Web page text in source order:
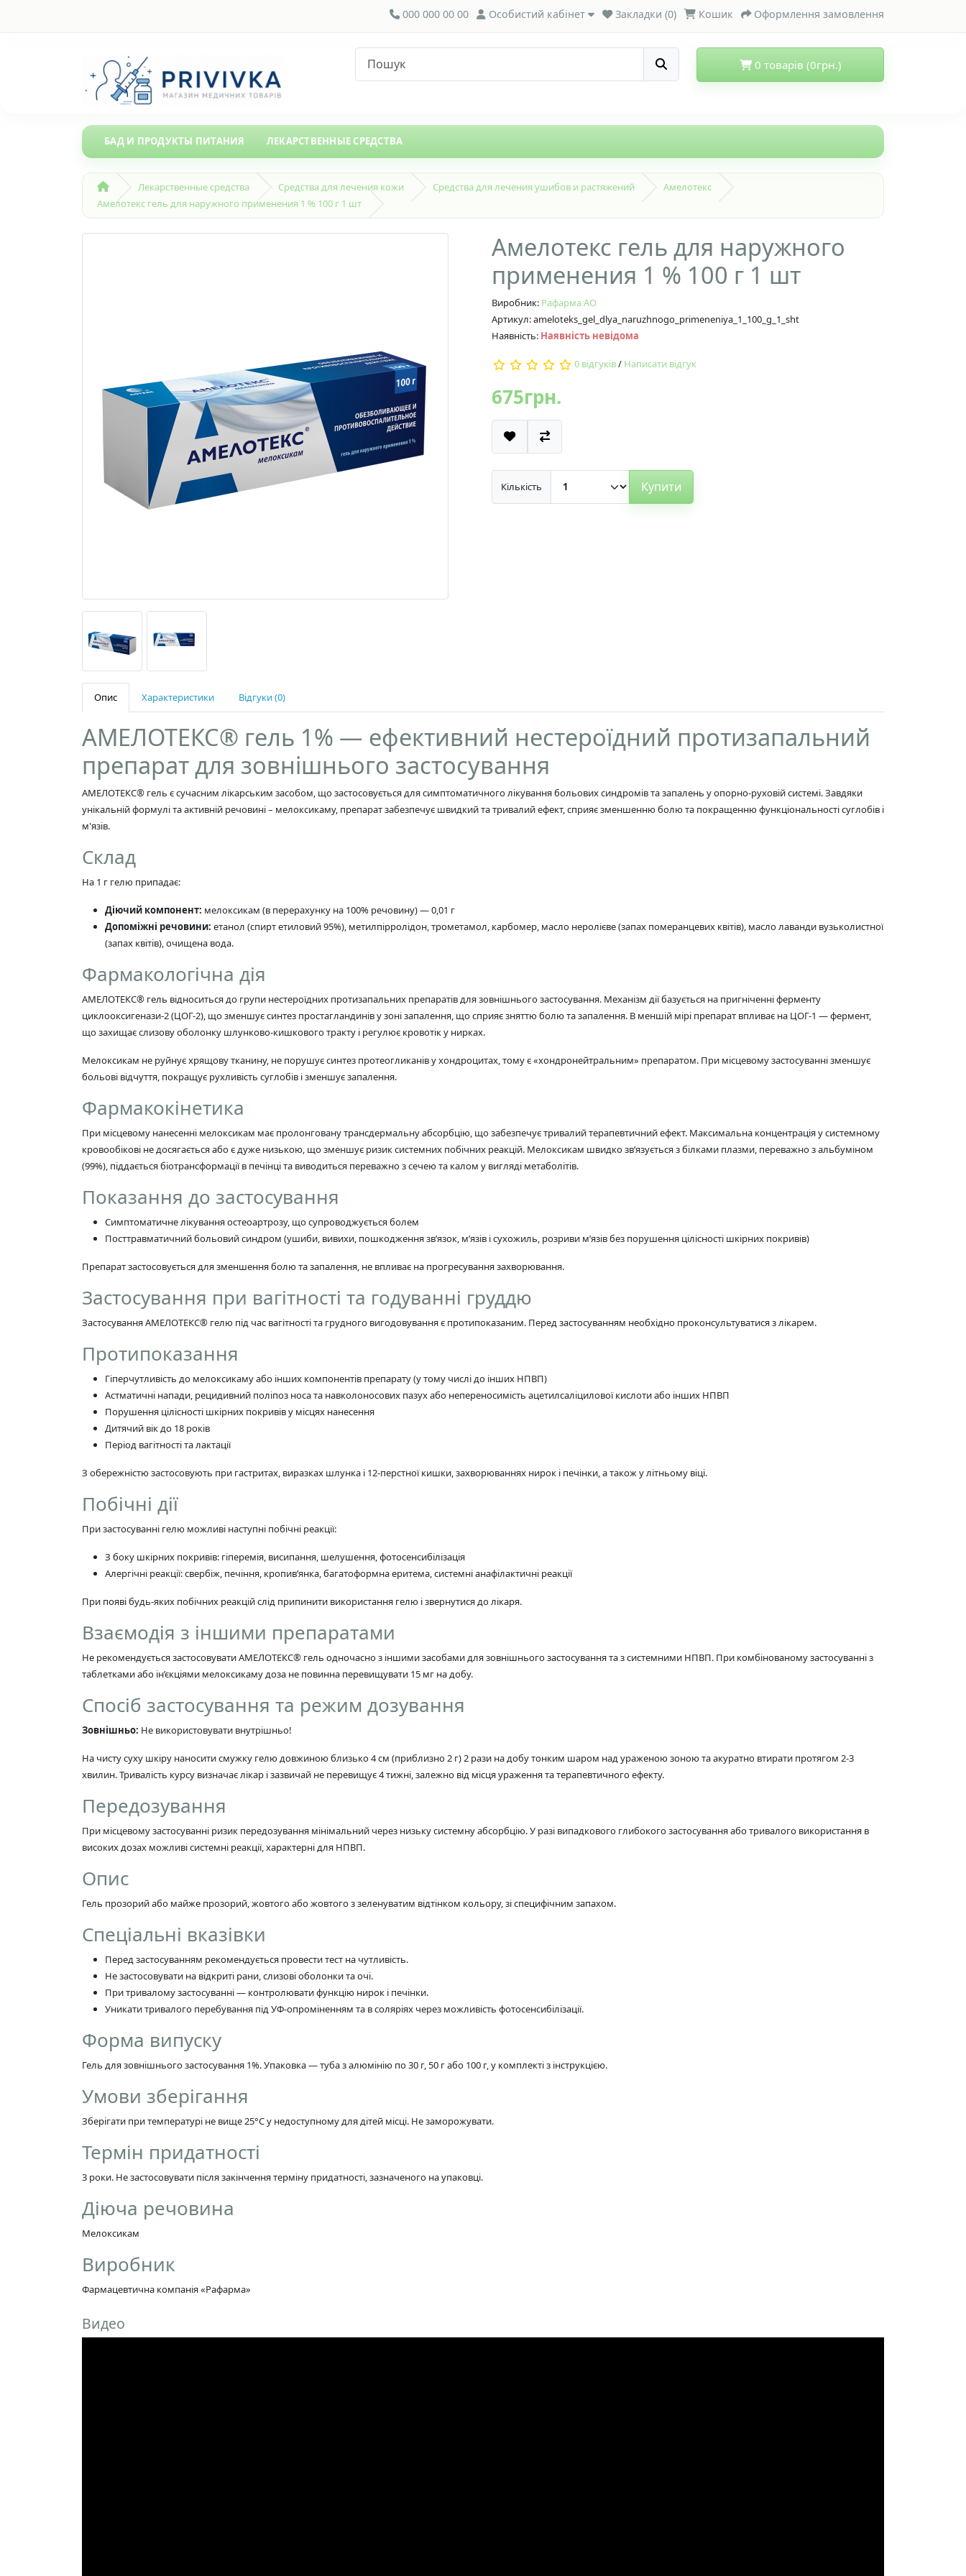
000 000 00 00 Особистий кабінет Закладки (0) Кошик Оформлення замовлення
0 товарів (0грн.)
БАД И ПРОДУКТЫ ПИТАНИЯ ЛЕКАРСТВЕННЫЕ СРЕДСТВА
Лекарственные средства Средства для лечения кожи Средства для лечения ушибов и растяжений
Амелотекс
Амелотекс гель для наружного применения 1 % 100 г 1 шт
Амелотекс гель для наружного
применения 1 % 100 г 1 шт
Виробник: Рафарма АО
Артикул: ameloteks_gel_dlya_naruzhnogo_primeneniya_1_100_g_1_sht
Наявність: Наявність невідома
0 відгуків/ Написати відгук
675грн.
Кількість Купити
Опис Характеристики Відгуки (0)
АМЕЛОТЕКС® гель 1% — ефективний нестероїдний протизапальний
препарат для зовнішнього застосування
АМЕЛОТЕКС® гель є сучасним лікарським засобом, що застосовується для симптоматичного лікування больових синдромів та запалень у опорно-руховій системі. Завдяки
унікальній формулі та активній речовині – мелоксикаму, препарат забезпечує швидкий та тривалий ефект, сприяє зменшенню болю та покращенню функціональності суглобів і
м'язів.
Склад
На 1 г гелю припадає:
Діючий компонент: мелоксикам (в перерахунку на 100% речовину) — 0,01 г
Допоміжні речовини: етанол (спирт етиловий 95%), метилпірролідон, трометамол, карбомер, маслo неролієве (запах померанцевих квітів), масло лаванди вузьколистної
(запах квітів), очищена вода.
Фармакологічна дія
АМЕЛОТЕКС® гель відноситься до групи нестероїдних протизапальних препаратів для зовнішнього застосування. Механізм дії базується на пригніченні ферменту
циклооксигенази-2 (ЦОГ-2), що зменшує синтез простагландинів у зоні запалення, що сприяє зняттю болю та запалення. В меншій мірі препарат впливає на ЦОГ-1 — фермент,
що захищає слизову оболонку шлунково-кишкового тракту і регулює кровотік у нирках.
Мелоксикам не руйнує хрящову тканину, не порушує синтез протеогликанів у хондроцитах, тому є «хондронейтральним» препаратом. При місцевому застосуванні зменшує
больові відчуття, покращує рухливість суглобів і зменшує запалення.
Фармакокінетика
При місцевому нанесенні мелоксикам має пролонговану трансдермальну абсорбцію, що забезпечує тривалий терапевтичний ефект. Максимальна концентрація у системному
кровообікові не досягається або є дуже низькою, що зменшує ризик системних побічних реакцій. Мелоксикам швидко зв’язується з білками плазми, переважно з альбуміном
(99%), піддається біотрансформації в печінці та виводиться переважно з сечею та калом у вигляді метаболітів.
Показання до застосування
Симптоматичне лікування остеоартрозу, що супроводжується болем
Посттравматичний больовий синдром (ушиби, вивихи, пошкодження зв’язок, м’язів і сухожиль, розриви м’язів без порушення цілісності шкірних покривів)
Препарат застосовується для зменшення болю та запалення, не впливає на прогресування захворювання.
Застосування при вагітності та годуванні груддю
Застосування АМЕЛОТЕКС® гелю під час вагітності та грудного вигодовування є протипоказаним. Перед застосуванням необхідно проконсультуватися з лікарем.
Протипоказання
Гіперчутливість до мелоксикаму або інших компонентів препарату (у тому числі до інших НПВП)
Астматичні напади, рецидивний поліпоз носа та навколоносових пазух або непереносимість ацетилсаліцилової кислоти або інших НПВП
Порушення цілісності шкірних покривів у місцях нанесення
Дитячий вік до 18 років
Період вагітності та лактації
З обережністю застосовують при гастритах, виразках шлунка і 12-перстної кишки, захворюваннях нирок і печінки, а також у літньому віці.
Побічні дії
При застосуванні гелю можливі наступні побічні реакції:
З боку шкірних покривів: гіперемія, висипання, шелушення, фотосенсибілізація
Алергічні реакції: свербіж, печіння, кропив’янка, багатоформна еритема, системні анафілактичні реакції
При появі будь-яких побічних реакцій слід припинити використання гелю і звернутися до лікаря.
Взаємодія з іншими препаратами
Не рекомендується застосовувати АМЕЛОТЕКС® гель одночасно з іншими засобами для зовнішнього застосування та з системними НПВП. При комбінованому застосуванні з
таблетками або ін’єкціями мелоксикаму доза не повинна перевищувати 15 мг на добу.
Спосіб застосування та режим дозування
Зовнішньо: Не використовувати внутрішньо!
На чисту суху шкіру наносити смужку гелю довжиною близько 4 см (приблизно 2 г) 2 рази на добу тонким шаром над ураженою зоною та акуратно втирати протягом 2-3
хвилин. Тривалість курсу визначає лікар і зазвичай не перевищує 4 тижні, залежно від місця ураження та терапевтичного ефекту.
Передозування
При місцевому застосуванні ризик передозування мінімальний через низьку системну абсорбцію. У разі випадкового глибокого застосування або тривалого використання в
високих дозах можливі системні реакції, характерні для НПВП.
Опис
Гель прозорий або майже прозорий, жовтого або жовтого з зеленуватим відтінком кольору, зі специфічним запахом.
Спеціальні вказівки
Перед застосуванням рекомендується провести тест на чутливість.
Не застосовувати на відкриті рани, слизові оболонки та очі.
При тривалому застосуванні — контролювати функцію нирок і печінки.
Уникати тривалого перебування під УФ-опроміненням та в соляріях через можливість фотосенсибілізації.
Форма випуску
Гель для зовнішнього застосування 1%. Упаковка — туба з алюмінію по 30 г, 50 г або 100 г, у комплекті з інструкцією.
Умови зберігання
Зберігати при температурі не вище 25°C у недоступному для дітей місці. Не заморожувати.
Термін придатності
3 роки. Не застосовувати після закінчення терміну придатності, зазначеного на упаковці.
Діюча речовина
Мелоксикам
Виробник
Фармацевтична компанія «Рафарма»
Видео